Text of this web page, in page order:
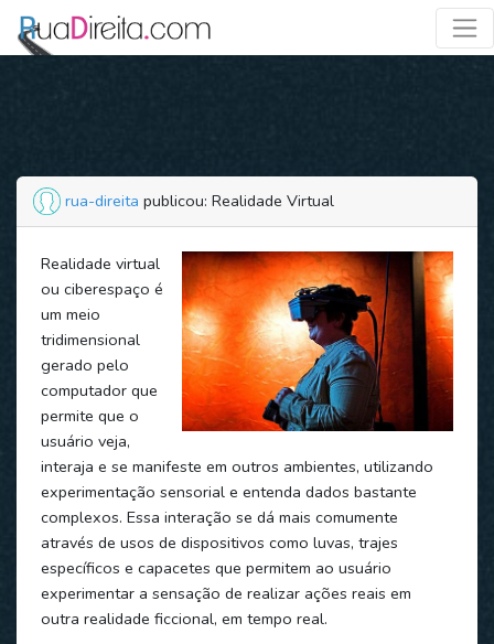
rua-direita publicou: Realidade Virtual
Realidade virtual
ou ciberespaço é
um meio
tridimensional
gerado pelo
computador que
permite que o
usuário veja,
interaja e se manifeste em outros ambientes, utilizando
experimentação sensorial e entenda dados bastante
complexos. Essa interação se dá mais comumente
através de usos de dispositivos como luvas, trajes
específicos e capacetes que permitem ao usuário
experimentar a sensação de realizar ações reais em
outra realidade ficcional, em tempo real.